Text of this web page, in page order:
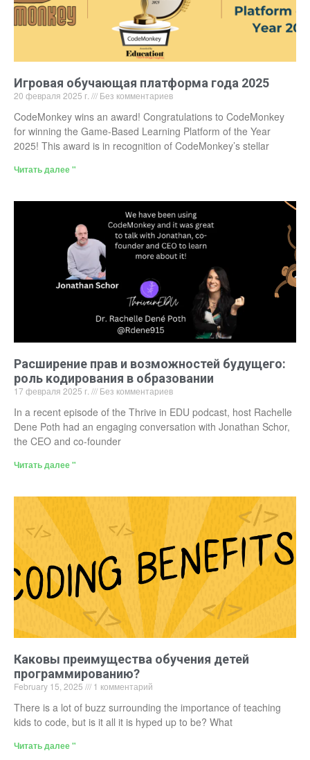
Игровая обучающая платформа года 2025
20 февраля 2025 г. Без комментариев
CodeMonkey wins an award! Congratulations to CodeMonkey
for winning the Game-Based Learning Platform of the Year
2025! This award is in recognition of CodeMonkey’s stellar
Читать далее "
Расширение прав и возможностей будущего:
роль кодирования в образовании
17 февраля 2025 г. Без комментариев
In a recent episode of the Thrive in EDU podcast, host Rachelle
Dene Poth had an engaging conversation with Jonathan Schor,
the CEO and co-founder
Читать далее "
Каковы преимущества обучения детей
программированию?
February 15, 2025 1 комментарий
There is a lot of buzz surrounding the importance of teaching
kids to code, but is it all it is hyped up to be? What
Читать далее "